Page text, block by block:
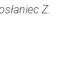
Z.